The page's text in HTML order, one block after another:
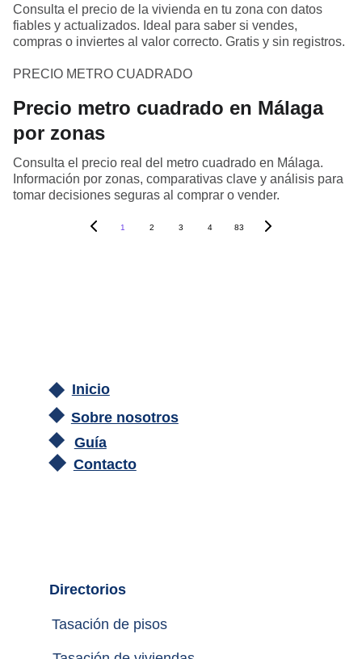
Consulta el precio de la vivienda en tu zona con datos
fiables y actualizados. Ideal para saber si vendes,
compras o inviertes al valor correcto. Gratis y sin registros.
PRECIO METRO CUADRADO
Precio metro cuadrado en Málaga
por zonas
Consulta el precio real del metro cuadrado en Málaga.
Información por zonas, comparativas clave y análisis para
tomar decisiones seguras al comprar o vender.
1 2 3 4 83
Inicio
Guía
Contacto
Sobre nosotros
Directorios
Tasación de pisos